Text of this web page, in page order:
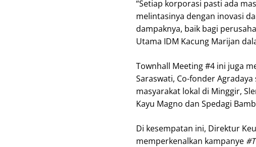
“Setiap korporasi pasti ada
melintasinya dengan inovasi
dampaknya, baik bagi
Utama IDM Kacung Marijan
Townhall Meeting #4 ini juga
Saraswati, Co-fonder
masyarakat lokal di Minggir,
Kayu Magno dan Spedagi
Di kesempatan ini, Direktur
memperkenalkan kampanye